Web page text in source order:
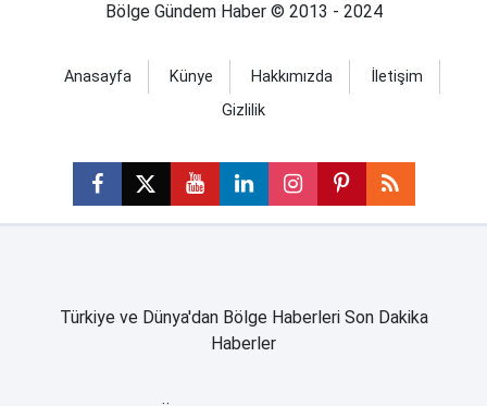
Bölge Gündem Haber © 2013 - 2024
Anasayfa Künye Hakkımızda
İletişim
Gizlilik
Türkiye ve Dünya'dan Bölge Haberleri Son Dakika
Haberler